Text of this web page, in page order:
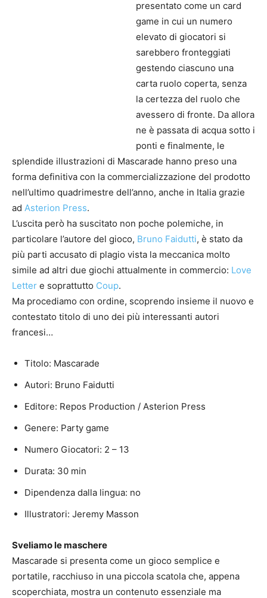
presentato come un card
game in cui un numero
elevato di giocatori si
sarebbero fronteggiati
gestendo ciascuno una
carta ruolo coperta, senza
la certezza del ruolo che
avessero di fronte. Da allora
ne è passata di acqua sotto i
ponti e finalmente, le
splendide illustrazioni di Mascarade hanno preso una
forma definitiva con la commercializzazione del prodotto
nell’ultimo quadrimestre dell’anno, anche in Italia grazie
ad Asterion Press.
L’uscita però ha suscitato non poche polemiche, in
particolare l’autore del gioco, Bruno Faidutti, è stato da
più parti accusato di plagio vista la meccanica molto
simile ad altri due giochi attualmente in commercio: Love
Letter e soprattutto Coup.
Ma procediamo con ordine, scoprendo insieme il nuovo e
contestato titolo di uno dei più interessanti autori
francesi…
Titolo: Mascarade
Autori: Bruno Faidutti
Editore: Repos Production / Asterion Press
Genere: Party game
Numero Giocatori: 2 – 13
Durata: 30 min
Dipendenza dalla lingua: no
Illustratori: Jeremy Masson
Sveliamo le maschere
Mascarade si presenta come un gioco semplice e
portatile, racchiuso in una piccola scatola che, appena
scoperchiata, mostra un contenuto essenziale ma